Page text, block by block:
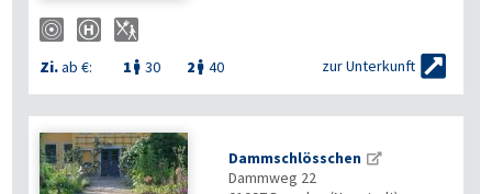
Zi.ab €: 1  30 2  40 zur Unterkunft 
Dammschlösschen
Dammweg 22